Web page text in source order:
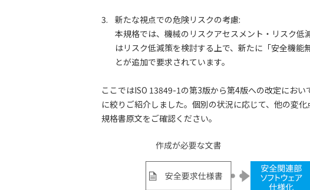
3.
新たな視点での危険リスクの考慮:
本規格では、機械のリスクアセスメント・リスク
はリスク低減策を検討する上で、新たに「安全機
とが追加で要求されています。
ここではISO 13849-1の第3版から第4版への改定にお
に絞りご紹介しました。個別の状況に応じて、他の変
規格書原文をご確認ください。